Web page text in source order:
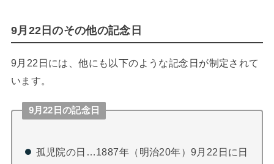
9月22日のその他の記念日
9月22日には、他にも以下のような記念日が制定されて
います。
9月22日の記念日
孤児院の日…1887年（明治20年）9月22日に日